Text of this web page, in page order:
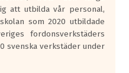
ligger
att utbilda vår personal,
som 2020 utbildade
fordonsverkstäders
svenska verkstäder under